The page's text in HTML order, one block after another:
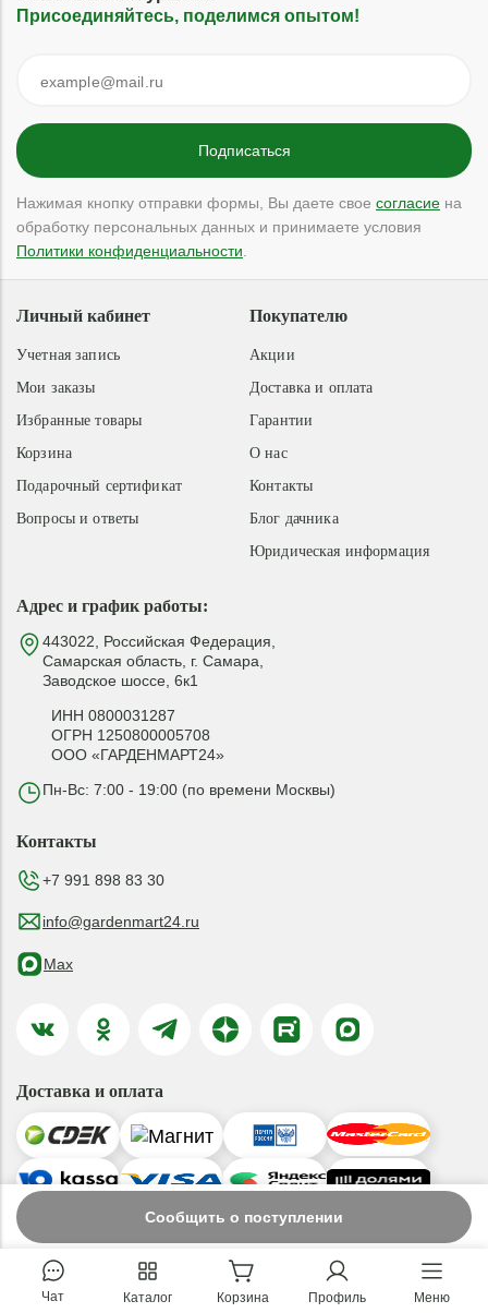
Сообщить о поступлении
Присоединяйтесь, поделимся опытом!
Нажимая кнопку отправки формы, Вы даете свое согласие на
обработку персональных данных и принимаете условия
Политики конфиденциальности
Адрес и график работы:
443022, Российская Федерация,
Самарская область, г. Самара,
Заводское шоссе, 6к1
ИНН 0800031287
ОГРН 1250800005708
ООО «ГАРДЕНМАРТ24»
Пн-Вс: 7:00 - 19:00 (по времени Москвы)
Покупателю
Акции
Доставка и оплата
Гарантии
О нас
Контакты
Блог дачника
Юридическая информация
Личный кабинет
Учетная запись
Мои заказы
Избранные товары
Корзина
Подарочный сертификат
Вопросы и ответы
Контакты
+7 991 898 83 30
info@gardenmart24.ru
Max
Доставка и оплата
© 2019-2026 ООО «ГАРДЕНМАРТ24»
Чат Каталог Корзина Профиль Меню